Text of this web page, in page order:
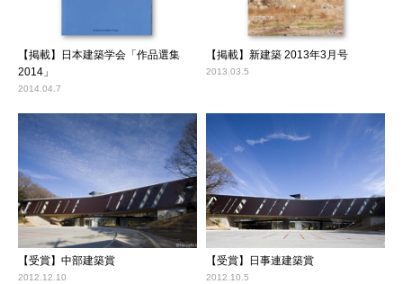
【掲載】日本建築学会「作品選集
2014」
2014.04.7
【掲載】新建築 2013年3月号
2013.03.5
【受賞】中部建築賞
2012.12.10
【受賞】日事連建築賞
2012.10.5